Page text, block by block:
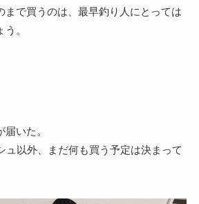
まで買うのは、最早釣り人にとっては
。
いた。
ュ以外、まだ何も買う予定は決まって